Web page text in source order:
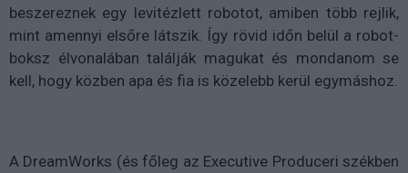
beszereznek egy levitézlett robotot, amiben több rejlik,
mint amennyi elsőre látszik. Így rövid időn belül a robot-
boksz élvonalában találják magukat és mondanom se
kell, hogy közben apa és fia is közelebb kerül egymáshoz.
A DreamWorks (és főleg az Executive Produceri székben